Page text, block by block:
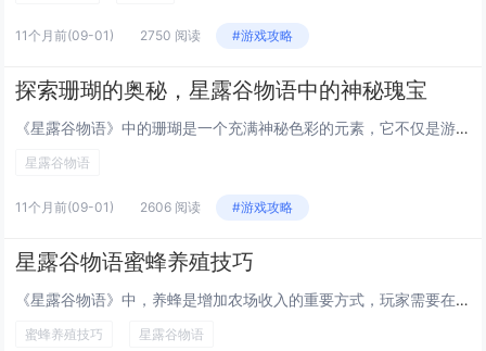
11个月前(09-01) 2750 阅读 #游戏攻略
探索珊瑚的奥秘，星露谷物语中的神秘瑰宝
《星露谷物语》中的珊瑚是一个充满神秘色彩的元素，它不仅是游戏中一种稀有的海洋资源，还与游戏中的任务和传说密切相关，珊瑚主要出现在游戏的海底洞穴中，玩家需要通过潜水和探索才能收集到它，除了作为制作和升级工具的重要材料，珊瑚还与游戏中的某些NP...
星露谷物语
11个月前(09-01) 2606 阅读 #游戏攻略
星露谷物语蜜蜂养殖技巧
《星露谷物语》中，养蜂是增加农场收入的重要方式，玩家需要在农场放置蜂箱，并根据季节选择合适的花朵种植，以提高蜂蜜产量，春季适合种植苜蓿花，夏季可选择向日葵，秋季则推荐野花，冬季蜂箱无法运作，定期检查蜂箱，收获蜂蜜与其他产品，如蜂蜡和皇家果酱...
蜜蜂养殖技巧 星露谷物语